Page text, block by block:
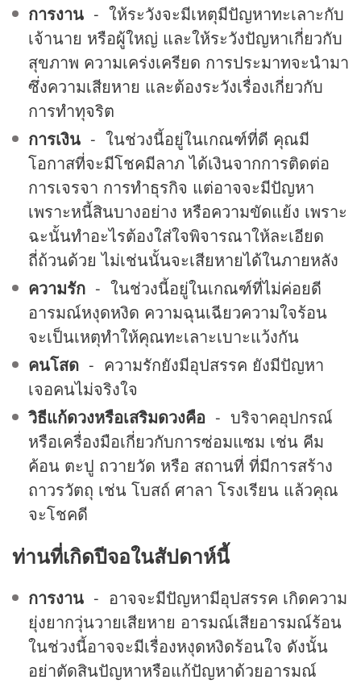
การงาน - ให้ระวังจะมีเหตุมีปัญหาทะเลาะกับ
เจ้านาย หรือผู้ใหญ่ และให้ระวังปัญหาเกี่ยวกับ
สุขภาพ ความเคร่งเครียด การประมาทจะนำมา
ซึ่งความเสียหาย และต้องระวังเรื่องเกี่ยวกับ
การทำทุจริต
การเงิน - ในช่วงนี้อยู่ในเกณฑ์ที่ดี คุณมี
โอกาสที่จะมีโชคมีลาภ ได้เงินจากการติดต่อ
การเจรจา การทำธุรกิจ แต่อาจจะมีปัญหา
เพราะหนี้สินบางอย่าง หรือความขัดแย้ง เพราะ
ฉะนั้นทำอะไรต้องใส่ใจพิจารณาให้ละเอียด
ถี่ถ้วนด้วย ไม่เช่นนั้นจะเสียหายได้ในภายหลัง
ความรัก - ในช่วงนี้อยู่ในเกณฑ์ที่ไม่ค่อยดี
อารมณ์หงุดหงิด ความฉุนเฉียวความใจร้อน
จะเป็นเหตุทำให้คุณทะเลาะเบาะแว้งกัน
คนโสด - ความรักยังมีอุปสรรค ยังมีปัญหา
เจอคนไม่จริงใจ
วิธีแก้ดวงหรือเสริมดวงคือ - บริจาคอุปกรณ์
หรือเครื่องมือเกี่ยวกับการซ่อมแซม เช่น คีม
ค้อน ตะปู ถวายวัด หรือ สถานที่ ที่มีการสร้าง
ถาวรวัตถุ เช่น โบสถ์ ศาลา โรงเรียน แล้วคุณ
จะโชคดี
ท่านที่เกิดปีจอในสัปดาห์นี้
การงาน - อาจจะมีปัญหามีอุปสรรค เกิดความ
ยุ่งยากวุ่นวายเสียหาย อารมณ์เสียอารมณ์ร้อน
ในช่วงนี้อาจจะมีเรื่องหงุดหงิดร้อนใจ ดังนั้น
อย่าตัดสินปัญหาหรือแก้ปัญหาด้วยอารมณ์